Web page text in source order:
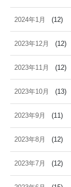
2024年1月 (12)
2023年12月 (12)
2023年11月 (12)
2023年10月 (13)
2023年9月 (11)
2023年8月 (12)
2023年7月 (12)